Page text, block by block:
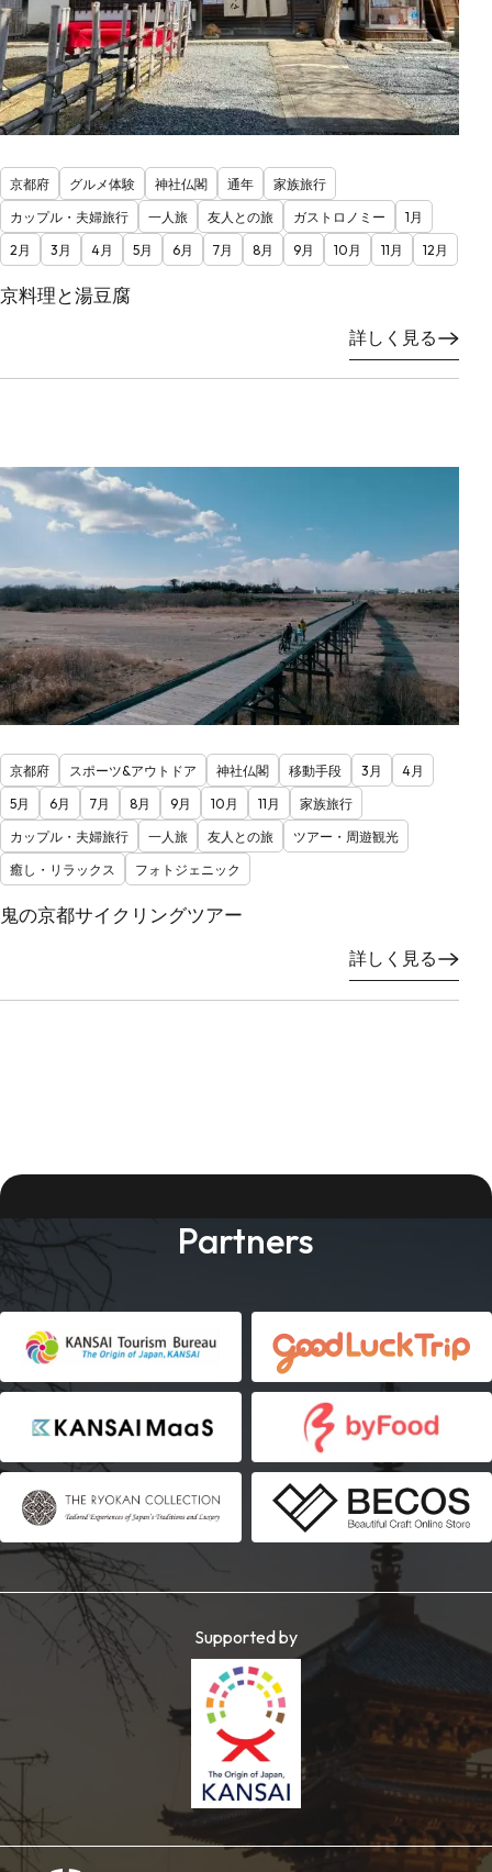
京都府 グルメ体験 神社仏閣 通年
家族旅行
カップル・夫婦旅行
一人旅 友人との旅 ガストロノミー
1月
2月
3月 4月 5月 6月 7月 8月 9月 10月 11月 12月
京料理と湯豆腐
詳しく見る
京都府 スポーツ&アウトドア 神社仏閣 移動手段 3月
4月
5月
6月 7月 8月 9月 10月 11月
家族旅行
カップル・夫婦旅行
一人旅 友人との旅
ツアー・周遊観光
癒し・リラックス
フォトジェニック
鬼の京都サイクリングツアー
詳しく見る
Partners
Supported by